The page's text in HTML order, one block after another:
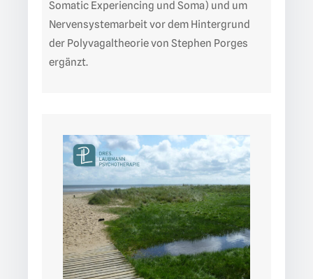
Somatic Experiencing und Soma) und um
Nervensystemarbeit vor dem Hintergrund
der Polyvagaltheorie von Stephen Porges
ergänzt.